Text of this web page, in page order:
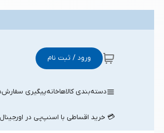
ورود / ثبت نام
دسته‌بندی کالاهاخانهپیگیری سفارش
💳 خرید اقساطی با اسنپ‌پی در